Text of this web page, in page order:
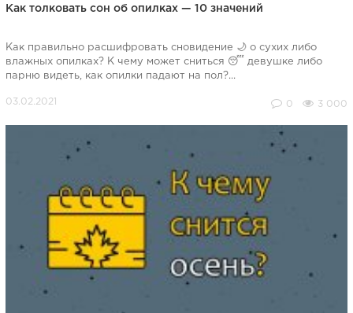
Как толковать сон об опилках — 10 значений
Как правильно расшифровать сновидение 🌙 о сухих либо
влажных опилках? К чему может сниться 😴 девушке либо
парню видеть, как опилки падают на пол?...
0 3 000